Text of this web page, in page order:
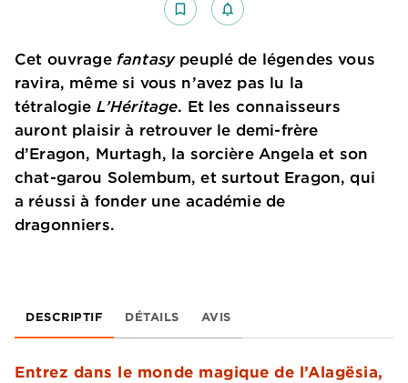
bookmark_border notifications_none_outlined
Cet ouvrage fantasypeuplé de légendes vous
ravira, même si vous n’avez pas lu la
tétralogie L’Héritage. Et les connaisseurs
auront plaisir à retrouver le demi-frère
d’Eragon, Murtagh, la sorcière Angela et son
chat-garou Solembum, et surtout Eragon, qui
a réussi à fonder une académie de
dragonniers.
DESCRIPTIF DÉTAILS AVIS
Entrez dans le monde magique de l’Alagësia,